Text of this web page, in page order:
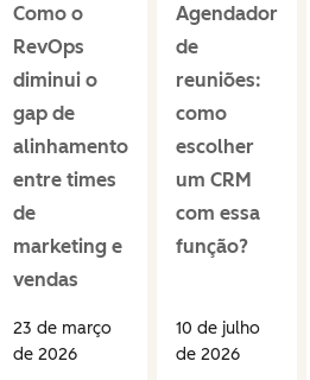
Como o
RevOps
diminui o
gap de
alinhamento
entre times
de
marketing e
vendas
23 de março
de 2026
Agendador
de
reuniões:
como
escolher
um CRM
com essa
função?
10 de julho
de 2026